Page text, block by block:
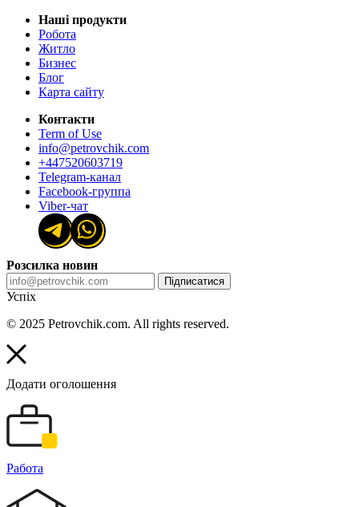
Наші продукти
Робота
Житло
Бизнес
Блог
Карта сайту
Контакти
Term of Use
info@petrovchik.com
+447520603719
Telegram-канал
Facebook-группа
Viber-чат
Розсилка новин
Підписатися
Успіх
© 2025 Petrovchik.com. All rights reserved.
Додати оголошення
Работа